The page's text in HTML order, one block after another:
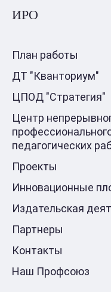
ИРО
План работы
ДТ "Кванториум"
ЦПОД "Стратегия"
Центр
педагогических
Проекты
Инновационные
Издательская
Партнеры
Контакты
Наш Профсоюз